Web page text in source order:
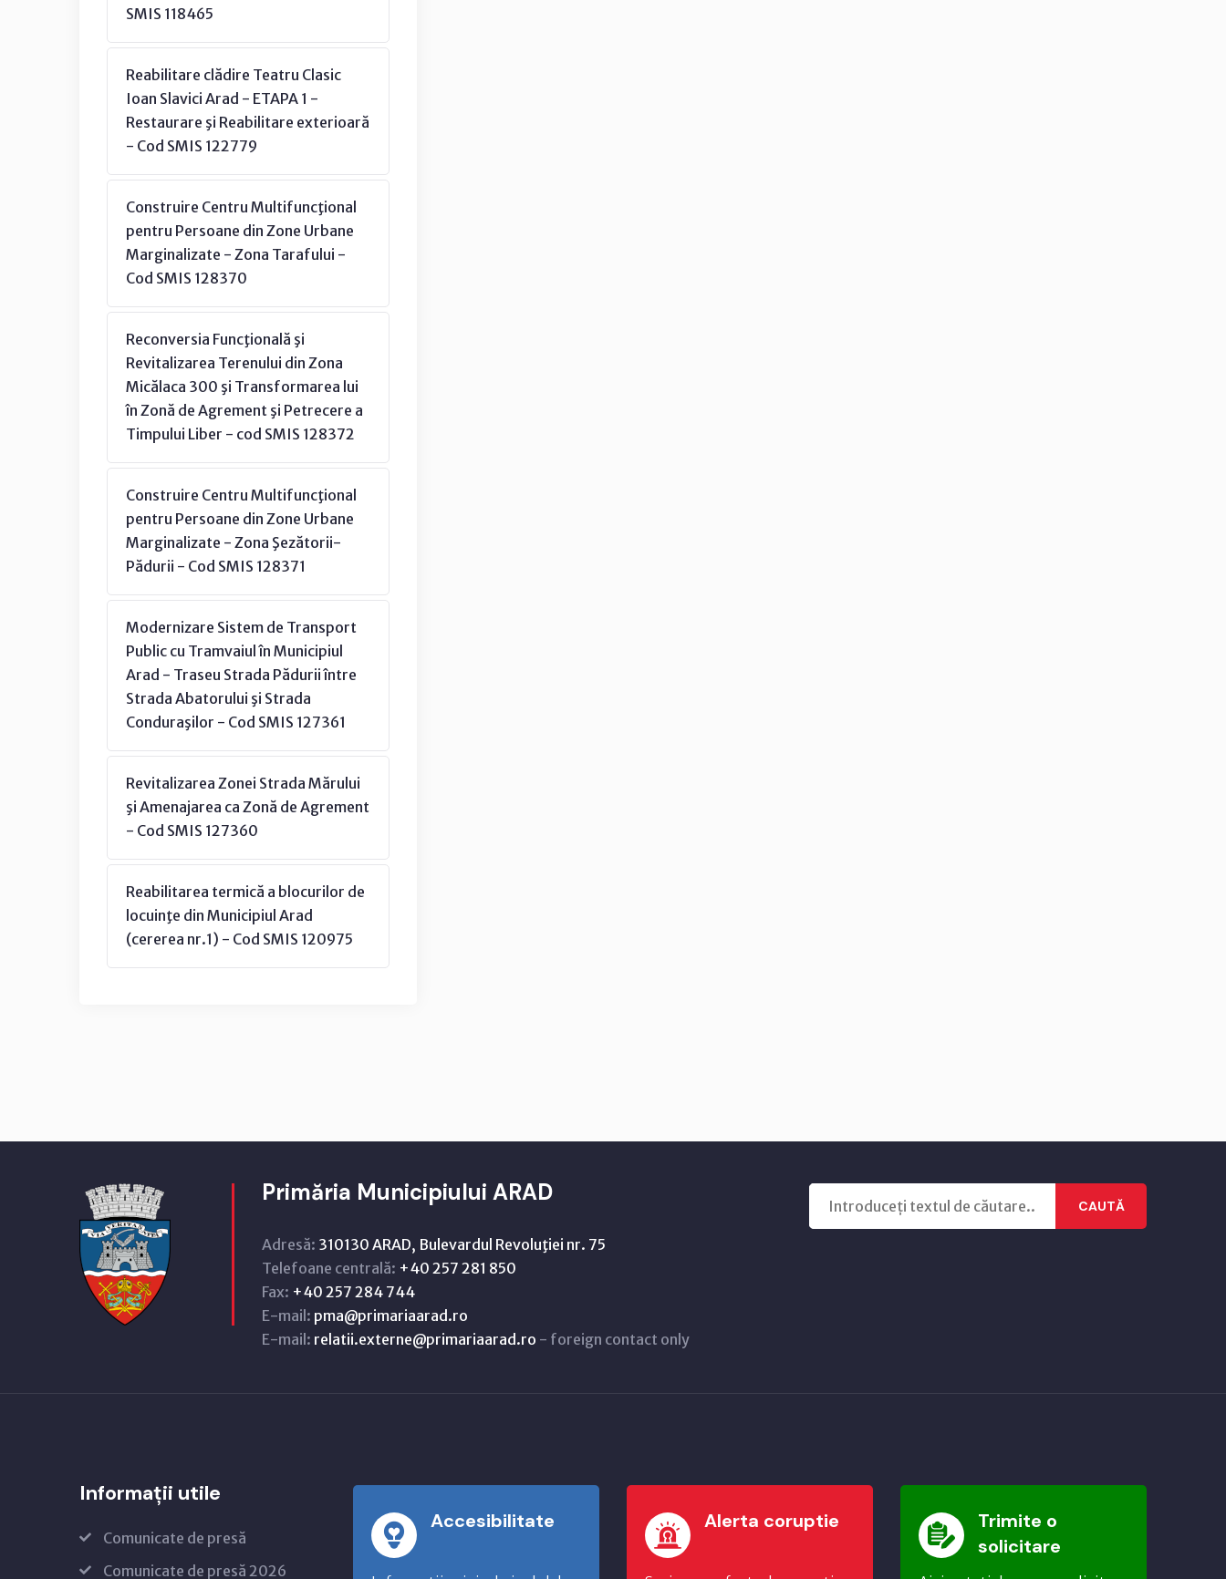
SMIS 118465
Reabilitare clădire Teatru Clasic
Ioan Slavici Arad - ETAPA 1 -
Restaurare şi Reabilitare exterioară
- Cod SMIS 122779
Construire Centru Multifuncţional
pentru Persoane din Zone Urbane
Marginalizate - Zona Tarafului -
Cod SMIS 128370
Reconversia Funcţională şi
Revitalizarea Terenului din Zona
Micălaca 300 şi Transformarea lui
în Zonă de Agrement şi Petrecere a
Timpului Liber - cod SMIS 128372
Construire Centru Multifuncţional
pentru Persoane din Zone Urbane
Marginalizate - Zona Şezătorii-
Pădurii - Cod SMIS 128371
Modernizare Sistem de Transport
Public cu Tramvaiul în Municipiul
Arad - Traseu Strada Pădurii între
Strada Abatorului şi Strada
Conduraşilor - Cod SMIS 127361
Revitalizarea Zonei Strada Mărului
şi Amenajarea ca Zonă de Agrement
- Cod SMIS 127360
Reabilitarea termică a blocurilor de
locuinţe din Municipiul Arad
(cererea nr.1) - Cod SMIS 120975
Primăria Municipiului ARAD
Adresă: 310130 ARAD, Bulevardul Revoluţiei nr. 75
Telefoane centrală: +40 257 281 850
Fax: +40 257 284 744
E-mail: pma@primariaarad.ro
E-mail: relatii.externe@primariaarad.ro - foreign contact only
CAUTĂ
Informații utile
Comunicate de presă
Comunicate de presă 2026
Accesibilitate Alerta coruptie
Trimite o
solicitare